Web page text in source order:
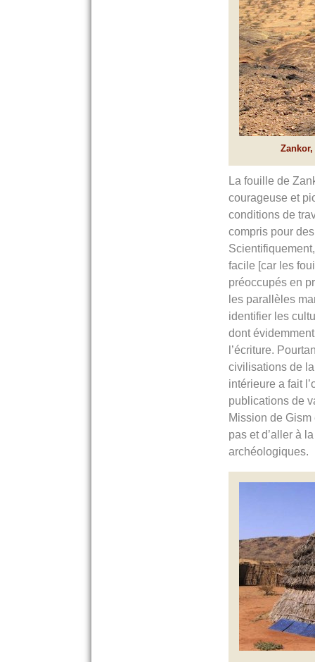
La fouille de
courageuse et
conditions de
compris pour
facile [car les
préoccupés en
les parallèles
identifier les
dont
l’écriture.
civilisations de
intérieure a fait
publications de
Mission de
pas et d’aller à
archéologiques.